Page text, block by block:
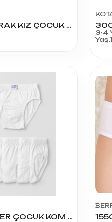
2560 BERRAK KIZ ÇOCUK PAPATYA BİKİNİ KÜLOT NO:3
3-4
0037 SEHER ÇOCUK KOM NO:3